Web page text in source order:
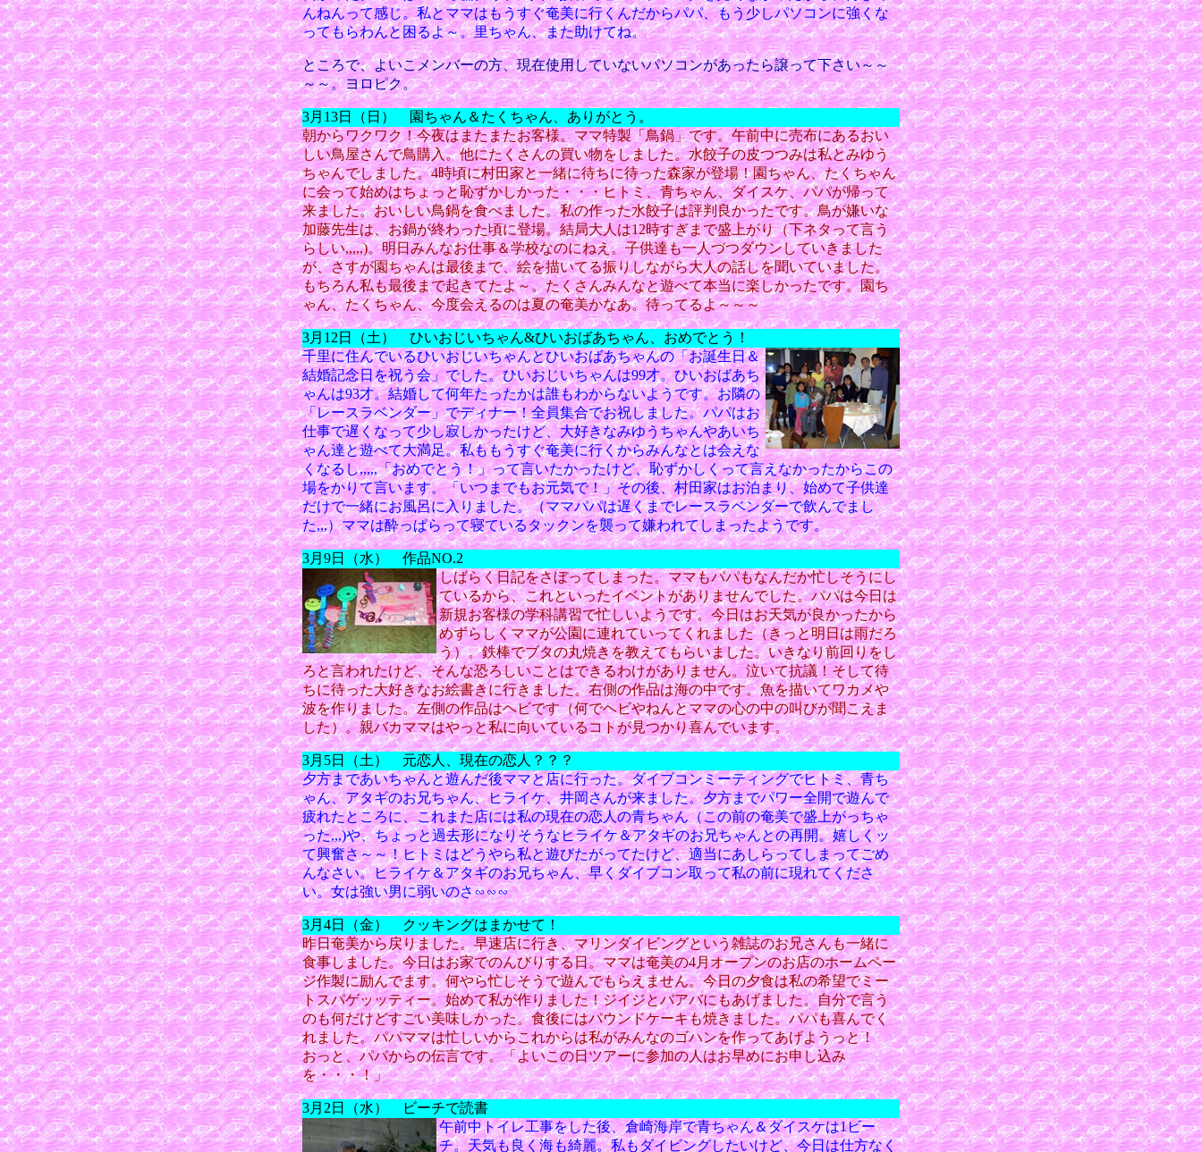
んねんって感じ。私とママはもうすぐ奄美に行くんだからパパ、もう少しパソコンに強くな
ってもらわんと困るよ～。里ちゃん、また助けてね。
ところで、よいこメンバーの方、現在使用していないパソコンがあったら譲って下さい～～
～～。ヨロピク。
3月13日（日） 園ちゃん＆たくちゃん、ありがとう。
朝からワクワク！今夜はまたまたお客様。ママ特製「鳥鍋」です。午前中に売布にあるおい
しい鳥屋さんで鳥購入。他にたくさんの買い物をしました。水餃子の皮つつみは私とみゆう
ちゃんでしました。4時頃に村田家と一緒に待ちに待った森家が登場！園ちゃん、たくちゃん
に会って始めはちょっと恥ずかしかった・・・ヒトミ、青ちゃん、ダイスケ、パパが帰って
来ました。おいしい鳥鍋を食べました。私の作った水餃子は評判良かったです。鳥が嫌いな
加藤先生は、お鍋が終わった頃に登場。結局大人は12時すぎまで盛上がり（下ネタって言う
らしい,,,,,)。明日みんなお仕事＆学校なのにねえ。子供達も一人づつダウンしていきました
が、さすが園ちゃんは最後まで、絵を描いてる振りしながら大人の話しを聞いていました。
もちろん私も最後まで起きてたよ～。たくさんみんなと遊べて本当に楽しかったです。園ち
ゃん、たくちゃん、今度会えるのは夏の奄美かなあ。待ってるよ～～～
3月12日（土） ひいおじいちゃん&ひいおばあちゃん、おめでとう！
千里に住んでいるひいおじいちゃんとひいおばあちゃんの「お誕生日＆
結婚記念日を祝う会」でした。ひいおじいちゃんは99才。ひいおばあち
ゃんは93才。結婚して何年たったかは誰もわからないようです。お隣の
「レースラベンダー」でディナー！全員集合でお祝しました。パパはお
仕事で遅くなって少し寂しかったけど、大好きなみゆうちゃんやあいち
ゃん達と遊べて大満足。私ももうすぐ奄美に行くからみんなとは会えな
くなるし,,,,,「おめでとう！」って言いたかったけど、恥ずかしくって言えなかったからこの
場をかりて言います。「いつまでもお元気で！」その後、村田家はお泊まり、始めて子供達
だけで一緒にお風呂に入りました。（ママパパは遅くまでレースラベンダーで飲んでまし
た,,,）ママは酔っぱらって寝ているタックンを襲って嫌われてしまったようです。
3月9日（水） 作品NO.2
しばらく日記をさぼってしまった。ママもパパもなんだか忙しそうにし
ているから、これといったイベントがありませんでした。パパは今日は
新規お客様の学科講習で忙しいようです。今日はお天気が良かったから
めずらしくママが公園に連れていってくれました（きっと明日は雨だろ
う）。鉄棒でブタの丸焼きを教えてもらいました。いきなり前回りをし
ろと言われたけど、そんな恐ろしいことはできるわけがありません。泣いて抗議！そして待
ちに待った大好きなお絵書きに行きました。右側の作品は海の中です。魚を描いてワカメや
波を作りました。左側の作品はヘビです（何でヘビやねんとママの心の中の叫びが聞こえま
した）。親バカママはやっと私に向いているコトが見つかり喜んでいます。
3月5日（土） 元恋人、現在の恋人？？？
夕方まであいちゃんと遊んだ後ママと店に行った。ダイブコンミーティングでヒトミ、青ち
ゃん、アタギのお兄ちゃん、ヒライケ、井岡さんが来ました。夕方までパワー全開で遊んで
疲れたところに、これまた店には私の現在の恋人の青ちゃん（この前の奄美で盛上がっちゃ
った,,,)や、ちょっと過去形になりそうなヒライケ＆アタギのお兄ちゃんとの再開。嬉しくッ
て興奮さ～～！ヒトミはどうやら私と遊びたがってたけど、適当にあしらってしまってごめ
んなさい。ヒライケ＆アタギのお兄ちゃん、早くダイブコン取って私の前に現れてくださ
い。女は強い男に弱いのさ∽∽∽
3月4日（金） クッキングはまかせて！
昨日奄美から戻りました。早速店に行き、マリンダイビングという雑誌のお兄さんも一緒に
食事しました。今日はお家でのんびりする日。ママは奄美の4月オープンのお店のホームペー
ジ作製に励んでます。何やら忙しそうで遊んでもらえません。今日の夕食は私の希望でミー
トスパゲッッティー。始めて私が作りました！ジイジとバアバにもあげました。自分で言う
のも何だけどすごい美味しかった。食後にはパウンドケーキも焼きました。パパも喜んでく
れました。パパママは忙しいからこれからは私がみんなのゴハンを作ってあげようっと！
おっと、パパからの伝言です。「よいこの日ツアーに参加の人はお早めにお申し込み
を・・・！」
3月2日（水） ビーチで読書
午前中トイレ工事をした後、倉崎海岸で青ちゃん＆ダイスケは1ビー
チ。天気も良く海も綺麗。私もダイビングしたいけど、今日は仕方なく